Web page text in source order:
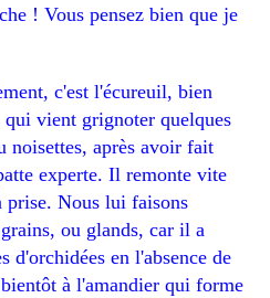
! Vous pensez bien que je
c'est l'écureuil, bien
vient grignoter quelques
noisettes, après avoir fait
experte. Il remonte vite
prise. Nous lui faisons
ou glands, car il a
d'orchidées en l'absence de
à l'amandier qui forme